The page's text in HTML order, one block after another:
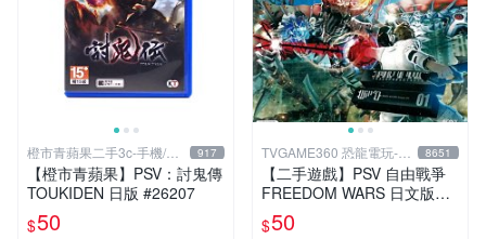
橙市青蘋果二手3c-手機/相
機
917
【橙市青蘋果】PSV：討鬼傳
TOUKIDEN 日版 #26207
$50
TVGAME360 恐龍電玩-台
中店
8651
【二手遊戲】PSV 自由戰爭
FREEDOM WARS 日文版
【台中恐龍電玩】
$50